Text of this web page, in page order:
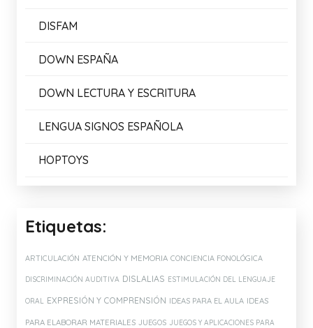
DISFAM
DOWN ESPAÑA
DOWN LECTURA Y ESCRITURA
LENGUA SIGNOS ESPAÑOLA
HOPTOYS
Etiquetas:
ARTICULACIÓN ATENCIÓN Y MEMORIA CONCIENCIA FONOLÓGICA
DISCRIMINACIÓN AUDITIVA DISLALIAS ESTIMULACIÓN DEL LENGUAJE
ORAL EXPRESIÓN Y COMPRENSIÓN IDEAS PARA EL AULA IDEAS
PARA ELABORAR MATERIALES JUEGOS JUEGOS Y APLICACIONES PARA